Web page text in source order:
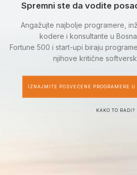
Spremni ste da vodite
Angažujte najbolje programere,
kodere i konsultante u
Fortune 500 i start-upi biraju
njihove kritične
IZNAJMITE POSVEĆENE PROGRAMERE
KAKO TO RADI?